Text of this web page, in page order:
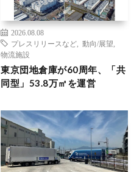
2026.08.08
プレスリリースなど
動向/展望
物流施設
東京団地倉庫が60周年、「共
同型」53.8万㎡を運営